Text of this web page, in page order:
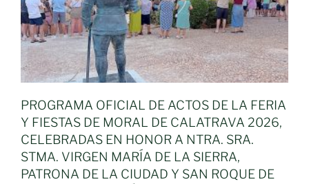
PROGRAMA OFICIAL DE ACTOS DE LA FERIA
Y FIESTAS DE MORAL DE CALATRAVA 2026,
CELEBRADAS EN HONOR A NTRA. SRA.
STMA. VIRGEN MARÍA DE LA SIERRA,
PATRONA DE LA CIUDAD Y SAN ROQUE DE